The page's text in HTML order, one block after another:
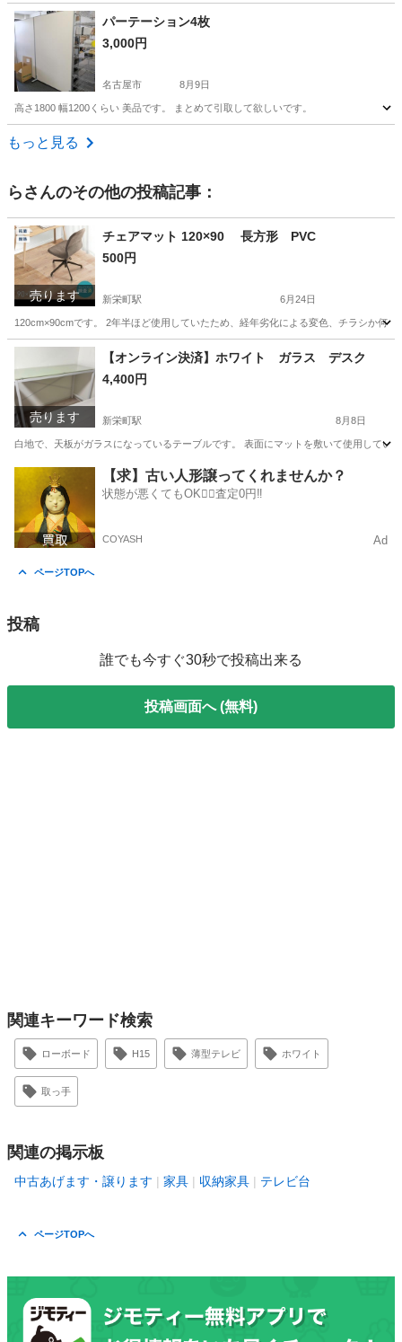
愛知 あま市 七宝駅
パーテーション4枚
3,000円
名古屋市 8月9日
高さ1800 幅1200くらい 美品です。 まとめて引取して欲しいです。
愛知 名古屋市
もっと見る
ら さんのその他の投稿記事：
売ります
チェアマット 120×90 長方形 PVC
500円
新栄町駅 6月24日
120cm×90cmです。 2年半ほど使用していたため、経年劣化による変色、チラシか何
愛知 名古屋市 新栄町駅 椅子
売ります
【オンライン決済】ホワイト ガラス デスク
4,400円
新栄町駅 8月8日
白地で、天板がガラスになっているテーブルです。 表面にマットを敷いて使用して
新栄町駅 テーブル
【求】古い人形譲ってくれませんか？
状態が悪くてもOK🙆‍♀️査定0円‼️
COYASH Ad
ページTOPへ
投稿
誰でも今すぐ30秒で投稿出来る
投稿画面へ (無料)
関連キーワード検索
ローボード H15 薄型テレビ ホワイト
取っ手
関連の掲示板
中古あげます・譲ります 家具 収納家具 テレビ台
ページTOPへ